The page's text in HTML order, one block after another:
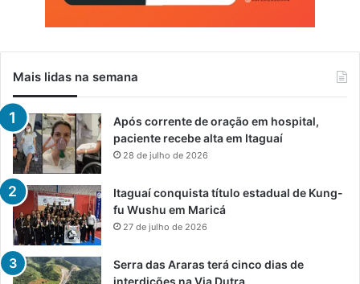
Mais lidas na semana
Após corrente de oração em hospital,
paciente recebe alta em Itaguaí
28 de julho de 2026
Itaguaí conquista título estadual de Kung-
fu Wushu em Maricá
27 de julho de 2026
Serra das Araras terá cinco dias de